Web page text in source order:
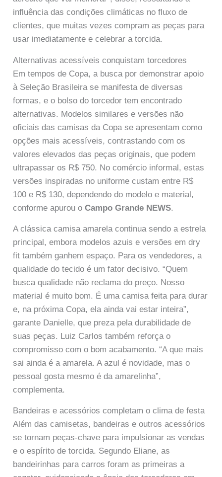
influência das condições climáticas no fluxo de
clientes, que muitas vezes compram as peças para
usar imediatamente e celebrar a torcida.
Alternativas acessíveis conquistam torcedores
Em tempos de Copa, a busca por demonstrar apoio
à Seleção Brasileira se manifesta de diversas
formas, e o bolso do torcedor tem encontrado
alternativas. Modelos similares e versões não
oficiais das camisas da Copa se apresentam como
opções mais acessíveis, contrastando com os
valores elevados das peças originais, que podem
ultrapassar os R$ 750. No comércio informal, estas
versões inspiradas no uniforme custam entre R$
100 e R$ 130, dependendo do modelo e material,
conforme apurou oCampo Grande NEWS.
A clássica camisa amarela continua sendo a estrela
principal, embora modelos azuis e versões em dry
fit também ganhem espaço. Para os vendedores, a
qualidade do tecido é um fator decisivo. “Quem
busca qualidade não reclama do preço. Nosso
material é muito bom. É uma camisa feita para durar
e, na próxima Copa, ela ainda vai estar inteira”,
garante Danielle, que preza pela durabilidade de
suas peças. Luiz Carlos também reforça o
compromisso com o bom acabamento. “A que mais
sai ainda é a amarela. A azul é novidade, mas o
pessoal gosta mesmo é da amarelinha”,
complementa.
Bandeiras e acessórios completam o clima de festa
Além das camisetas, bandeiras e outros acessórios
se tornam peças-chave para impulsionar as vendas
e o espírito de torcida. Segundo Eliane, as
bandeirinhas para carros foram as primeiras a